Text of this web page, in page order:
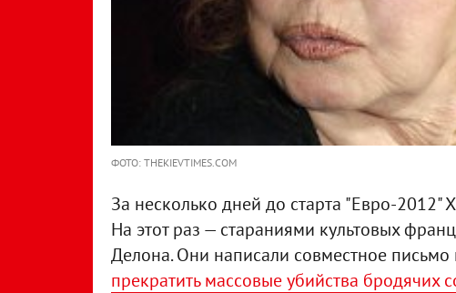
ФОТО: THEKIEVTIMES.COM
За несколько дней до старта "Евро-2012"
На этот раз — стараниями культовых
Делона. Они написали совместное
прекратить массовые убийства бродячих